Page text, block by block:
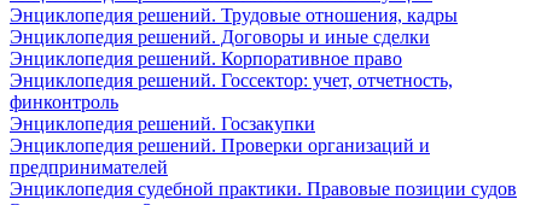
Энциклопедия решений. Трудовые отношения, кадры
Энциклопедия решений. Договоры и иные сделки
Энциклопедия решений. Корпоративное право
Энциклопедия решений. Госсектор: учет, отчетность,
финконтроль
Энциклопедия решений. Госзакупки
Энциклопедия решений. Проверки организаций и
предпринимателей
Энциклопедия судебной практики. Правовые позиции судов